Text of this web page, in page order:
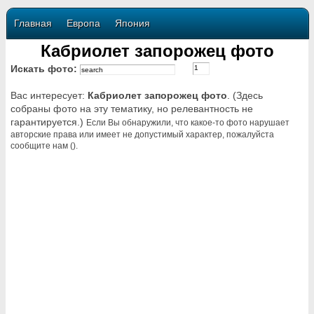
Главная Европа Япония
Кабриолет запорожец фото
Искать фото:
Вас интересует: Кабриолет запорожец фото . (Здесь
собраны фото на эту тематику, но релевантность не
гарантируется.) Если Вы обнаружили, что какое-то фото нарушает
авторские права или имеет не допустимый характер, пожалуйста
сообщите нам ().